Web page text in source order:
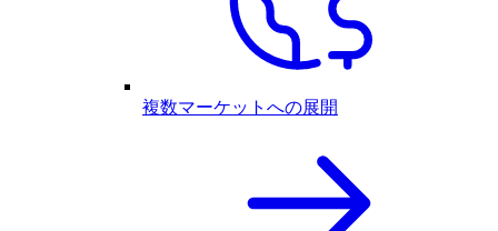
複数マーケットへの展開